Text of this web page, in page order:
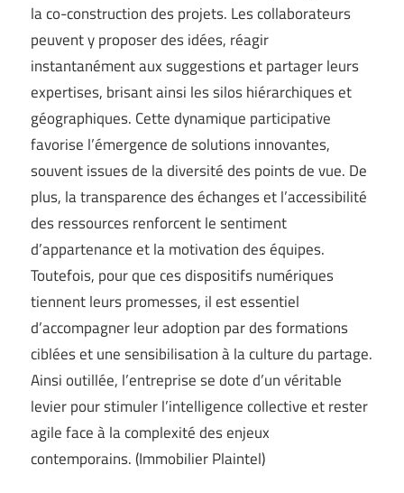
la co-construction des projets. Les collaborateurs
peuvent y proposer des idées, réagir
instantanément aux suggestions et partager leurs
expertises, brisant ainsi les silos hiérarchiques et
géographiques. Cette dynamique participative
favorise l’émergence de solutions innovantes,
souvent issues de la diversité des points de vue. De
plus, la transparence des échanges et l’accessibilité
des ressources renforcent le sentiment
d’appartenance et la motivation des équipes.
Toutefois, pour que ces dispositifs numériques
tiennent leurs promesses, il est essentiel
d’accompagner leur adoption par des formations
ciblées et une sensibilisation à la culture du partage.
Ainsi outillée, l’entreprise se dote d’un véritable
levier pour stimuler l’intelligence collective et rester
agile face à la complexité des enjeux
contemporains. (Immobilier Plaintel)